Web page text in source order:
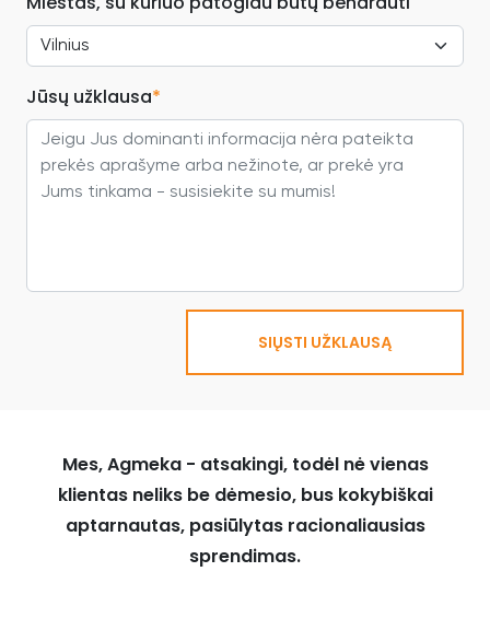
Jūsų užklausa*
SIŲSTI UŽKLAUSĄ
Mes, Agmeka - atsakingi, todėl nė vienas
klientas neliks be dėmesio, bus kokybiškai
aptarnautas, pasiūlytas racionaliausias
sprendimas.